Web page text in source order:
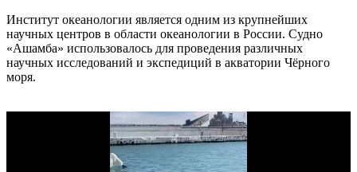
Институт океанологии является одним из крупнейших
научных центров в области океанологии в России. Судно
«Ашамба» использовалось для проведения различных
научных исследований и экспедиций в акватории Чёрного
моря.